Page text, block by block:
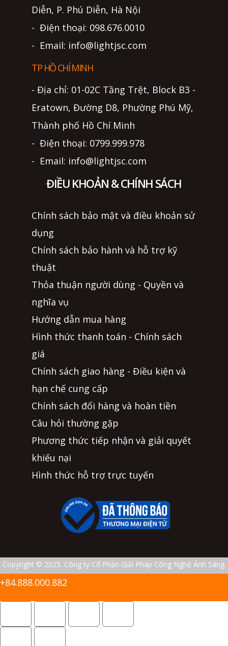
Diễn, P. Phú Diễn, Hà Nội
- Điện thoại: 098.676.0010
- Email: info@lightjsc.com
TP HỒ CHÍ MINH
- Địa chỉ: 01-02C Tầng Trệt, Block B3 -
Eratown, Đường D8, Phường Phú Mỹ,
Thành phố Hồ Chí Minh
- Điện thoại: 0799.999.978
- Email: info@lightjsc.com
ĐIỀU KHOẢN & CHÍNH SÁCH
Chính sách bảo mật và điều khoản sử
dụng
Chính sách bảo hành và hỗ trợ kỹ
thuật
Thỏa thuận người dùng - Quyền và
nghĩa vụ
Hướng dẫn mua hàng
Hình thức thanh toán - Chính sách
giá
Chính sách giao hàng - Điều kiện và
hạn chế cung cấp
Chính sách đổi hàng và hoàn tiền
Câu hỏi thường gặp
Phương thức tiếp nhận và giải quyết
khiếu nại
Hình thức hỗ trợ trực tuyến
Copyright © 2025. Công ty Cổ Phần Giải Pháp Công Nghệ Ánh Sáng.
+84.888.000.882